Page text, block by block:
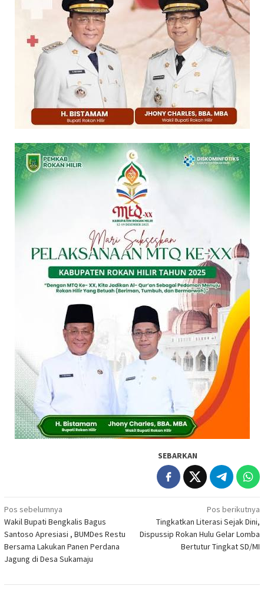
SEBARKAN
Navigasi
pos
Pos sebelumnya
Wakil Bupati Bengkalis Bagus
Santoso Apresiasi , BUMDes Restu
Bersama Lakukan Panen Perdana
Jagung di Desa Sukamaju
Pos berikutnya
Tingkatkan Literasi Sejak Dini,
Dispussip Rokan Hulu Gelar Lomba
Bertutur Tingkat SD/MI